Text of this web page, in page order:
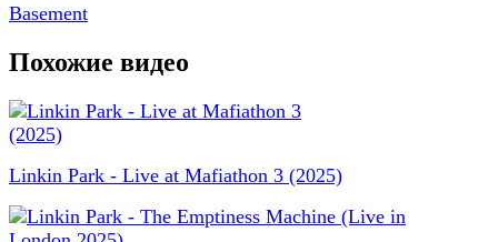
Basement
Похожие видео
Linkin Park - Live at Mafiathon 3 (2025)